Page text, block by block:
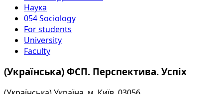
Наука
054 Sociology
For students
University
Faculty
(Українська) ФСП. Перспектива. Успіх